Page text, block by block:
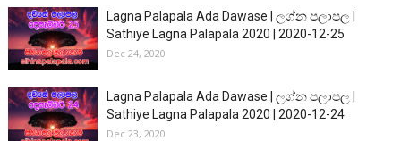
Lagna Palapala Ada Dawase | ලග්න පලාපල |
Sathiye Lagna Palapala 2020 | 2020-12-25
Dec 24, 2020
Lagna Palapala Ada Dawase | ලග්න පලාපල |
Sathiye Lagna Palapala 2020 | 2020-12-24
Dec 23, 2020